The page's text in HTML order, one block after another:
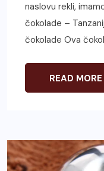
naslovu rekli,
čokolade –
čokolade Ova
READ MORE